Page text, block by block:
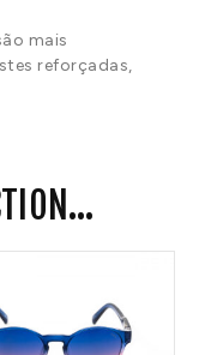
mais
reforçadas,